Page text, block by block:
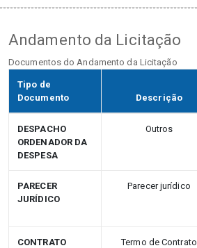
Andamento da Licitação
Documentos do Andamento da Licitação
Tipo de
Documento
Descrição
DESPACHO
ORDENADOR DA
DESPESA
Outros
PARECER
JURÍDICO
Parecer jurídico
CONTRATO
Termo de Contrato